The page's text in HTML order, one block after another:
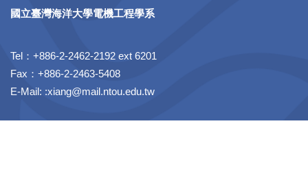
國立臺灣海洋大學電機工程學系
Tel：+886-2-2462-2192 ext 6201
Fax：+886-2-2463-5408
E-Mail: :xiang@mail.ntou.edu.tw